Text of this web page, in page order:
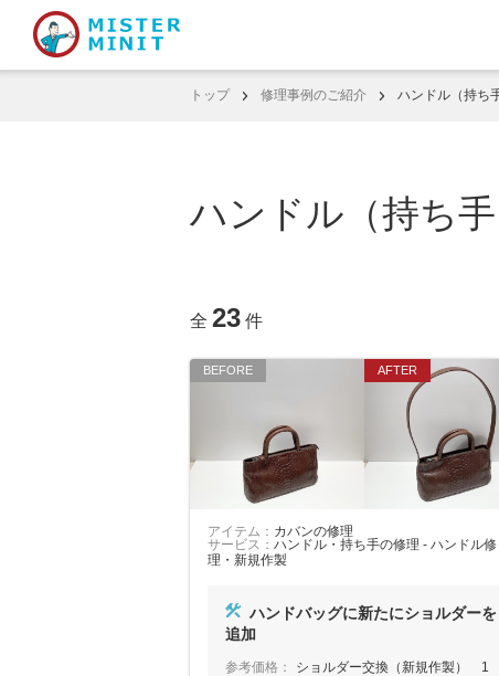
トップ 修理事例のご紹介 ハンドル（持ち
ハンドル（持ち
全 23 件
アイテム： カバンの修理
サービス： ハンドル・持ち手の修理 - ハンドル修
理・新規作製
ハンドバッグに新たにショルダーを
追加
参考価格：
ショルダー交換（新規作製） 1